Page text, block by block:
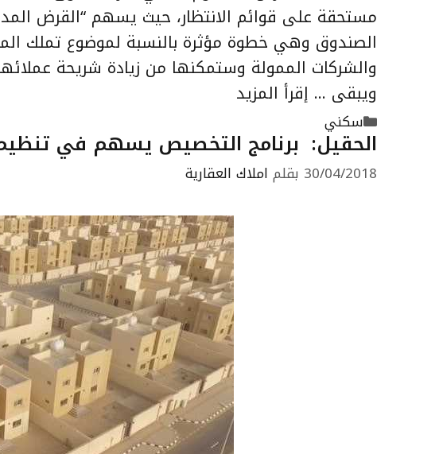
مستحقة على قوائم الانتظار، حيث يسهم “القرض
الصندوق وهي خطوة مؤثرة بالنسبة لموضوع تملك
والشركات الممولة وستمكنها من زيادة شريحة
ويبقى … إقرأ المزيد
التصنيفات
سكني
الحقيل: برنامج التخصيص يسهم في
30/04/2018 بقلم املاك العقارية